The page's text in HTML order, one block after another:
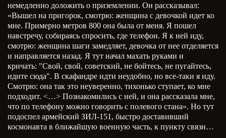
немедленно доложить о приземлении. Он рассказывал:
«Вышел на пригорок, смотрю: женщина с девочкой идет ко
мне. Примерно метров 800 она была от меня. Я пошел
навстречу, собираясь спросить, где телефон. Я к ней иду,
смотрю: женщина шаги замедляет, девочка от нее отделяется
и направляется назад. Я тут начал махать руками и
кричать: "Свой, свой, советский, не бойтесь, не пугайтесь,
идите сюда". В скафандре идти неудобно, но все-таки я иду.
Смотрю: она так это неуверенно, тихонько ступает, ко мне
подходит. <…> Познакомились с ней, и она рассказала мне,
что по телефону можно говорить с полевого стана». Но тут
подоспел армейский ЗИЛ-151, быстро доставивший
космонавта в ближайшую военную часть, к пункту связи…